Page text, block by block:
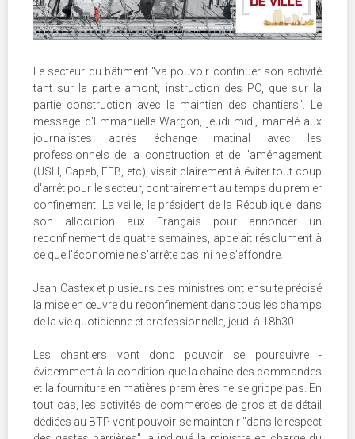
Le secteur du bâtiment "va pouvoir continuer son activité
tant sur la partie amont, instruction des PC, que sur la
partie construction avec le maintien des chantiers". Le
message d'Emmanuelle Wargon, jeudi midi, martelé aux
journalistes après échange matinal avec les
professionnels de la construction et de l'aménagement
(USH, Capeb, FFB, etc), visait clairement à éviter tout coup
d'arrêt pour le secteur, contrairement au temps du premier
confinement. La veille, le président de la République, dans
son allocution aux Français pour annoncer un
reconfinement de quatre semaines, appelait résolument à
ce que l'économie ne s'arrête pas, ni ne s'effondre.
Jean Castex et plusieurs des ministres ont ensuite précisé
la mise en œuvre du reconfinement dans tous les champs
de la vie quotidienne et professionnelle, jeudi à 18h30.
Les chantiers vont donc pouvoir se poursuivre -
évidemment à la condition que la chaîne des commandes
et la fourniture en matières premières ne se grippe pas. En
tout cas, les activités de commerces de gros et de détail
dédiées au BTP vont pouvoir se maintenir "dans le respect